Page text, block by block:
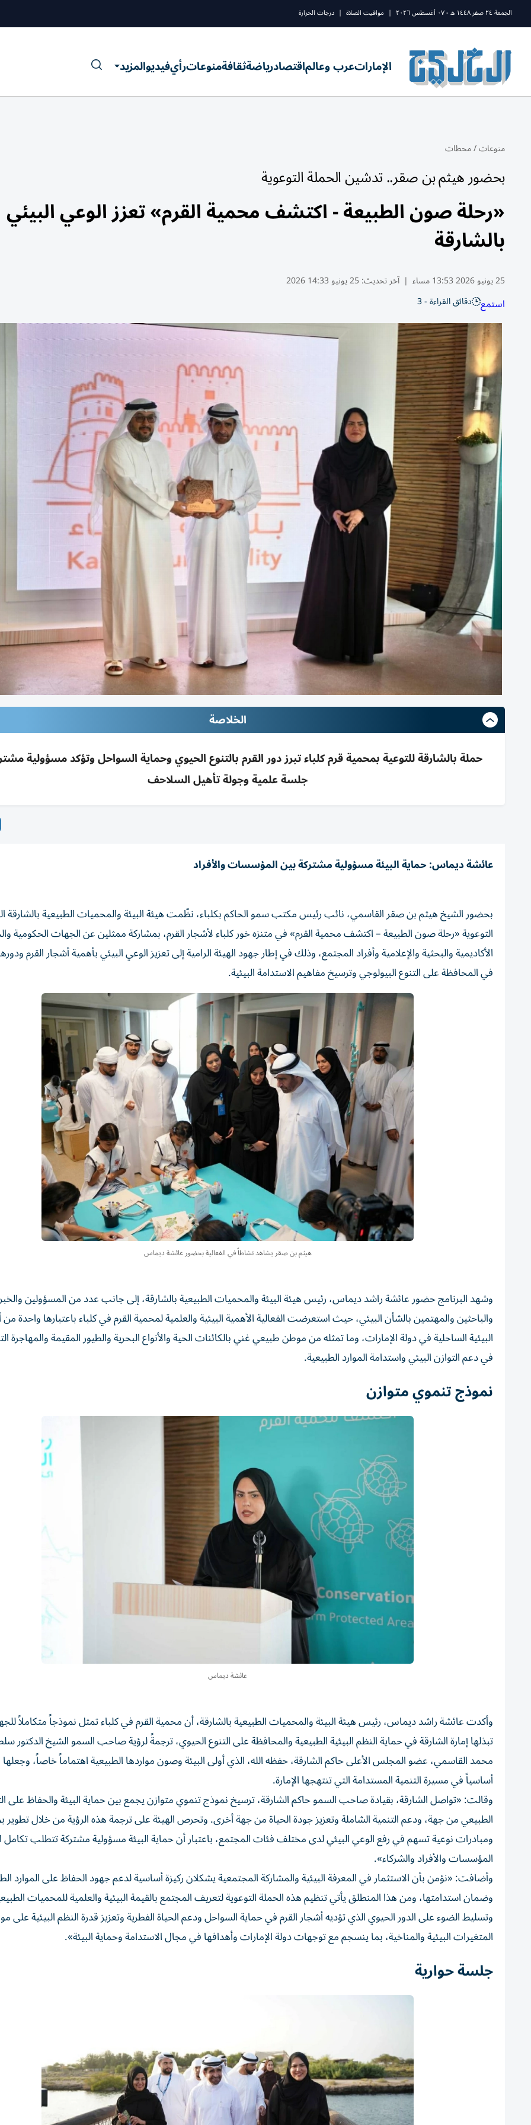
الجمعة ٢٤ صفر ١٤٤٨ ه - ٠٧ أغسطس ٢٠٢٦ | مواقيت الصلاة | درجات الحرارة
الإماراتعرب وعالماقتصادرياضةثقافةمنوعاترأيفيديوالمزيد
منوعات/محطات
بحضور هيثم بن صقر.. تدشين الحملة التوعوية
«رحلة صون الطبيعة - اكتشف محمية القرم» تعزز الوعي البيئي
بالشارقة
25 يونيو 2026 13:53 مساء | آخر تحديث:25 يونيو 14:33 2026
استمع دقائق القراءة - 3
الخلاصة
حملة بالشارقة للتوعية بمحمية قرم كلباء تبرز دور القرم بالتنوع الحيوي وحماية السواحل وتؤكد مسؤولية
جلسة علمية وجولة تأهيل السلاحف
عائشة ديماس: حماية البيئة مسؤولية مشتركة بين المؤسسات والأفراد
بحضور الشيخ هيثم بن صقر القاسمي، نائب رئيس مكتب سمو الحاكم بكلباء، نظّمت هيئة البيئة والمحميات الطبيعية بالشارقة
التوعوية «رحلة صون الطبيعة – اكتشف محمية القرم» في متنزه خور كلباء لأشجار القرم، بمشاركة ممثلين عن الجهات الحكومية
الأكاديمية والبحثية والإعلامية وأفراد المجتمع، وذلك في إطار جهود الهيئة الرامية إلى تعزيز الوعي البيئي بأهمية أشجار القرم
في المحافظة على التنوع البيولوجي وترسيخ مفاهيم الاستدامة البيئية.
هيثم بن صقر يشاهد نشاطاً في الفعالية بحضور عائشة ديماس
وشهد البرنامج حضور عائشة راشد ديماس، رئيس هيئة البيئة والمحميات الطبيعية بالشارقة، إلى جانب عدد من المسؤولين
والباحثين والمهتمين بالشأن البيئي، حيث استعرضت الفعالية الأهمية البيئية والعلمية لمحمية القرم في كلباء باعتبارها واحدة من
البيئية الساحلية في دولة الإمارات، وما تمثله من موطن طبيعي غني بالكائنات الحية والأنواع البحرية والطيور المقيمة والمهاجرة
في دعم التوازن البيئي واستدامة الموارد الطبيعية.
نموذج تنموي متوازن
عائشة ديماس
وأكدت عائشة راشد ديماس، رئيس هيئة البيئة والمحميات الطبيعية بالشارقة، أن محمية القرم في كلباء تمثل نموذجاً متكاملاً
تبذلها إمارة الشارقة في حماية النظم البيئية الطبيعية والمحافظة على التنوع الحيوي، ترجمةً لرؤية صاحب السمو الشيخ الدكتور
محمد القاسمي، عضو المجلس الأعلى حاكم الشارقة، حفظه الله، الذي أولى البيئة وصون مواردها الطبيعية اهتماماً خاصاً، وجعلها
أساسياً في مسيرة التنمية المستدامة التي تنتهجها الإمارة.
وقالت: «تواصل الشارقة، بقيادة صاحب السمو حاكم الشارقة، ترسيخ نموذج تنموي متوازن يجمع بين حماية البيئة والحفاظ على
الطبيعي من جهة، ودعم التنمية الشاملة وتعزيز جودة الحياة من جهة أخرى. وتحرص الهيئة على ترجمة هذه الرؤية من خلال تطوير
ومبادرات نوعية تسهم في رفع الوعي البيئي لدى مختلف فئات المجتمع، باعتبار أن حماية البيئة مسؤولية مشتركة تتطلب تكامل
المؤسسات والأفراد والشركاء».
وأضافت: «نؤمن بأن الاستثمار في المعرفة البيئية والمشاركة المجتمعية يشكلان ركيزة أساسية لدعم جهود الحفاظ على الموارد
وضمان استدامتها، ومن هذا المنطلق يأتي تنظيم هذه الحملة التوعوية لتعريف المجتمع بالقيمة البيئية والعلمية للمحميات
وتسليط الضوء على الدور الحيوي الذي تؤديه أشجار القرم في حماية السواحل ودعم الحياة الفطرية وتعزيز قدرة النظم البيئية على
المتغيرات البيئية والمناخية، بما ينسجم مع توجهات دولة الإمارات وأهدافها في مجال الاستدامة وحماية البيئة».
جلسة حوارية